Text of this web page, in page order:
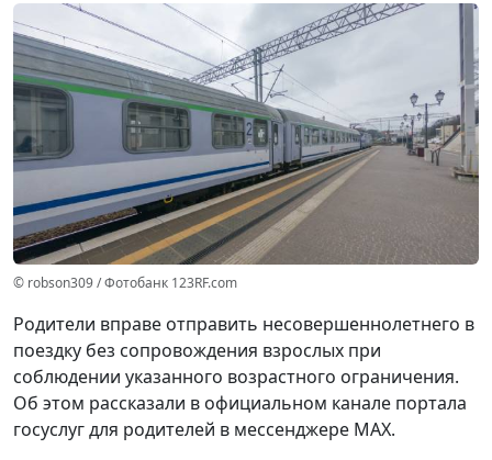
© robson309 / Фотобанк 123RF.com
Родители вправе отправить несовершеннолетнего в
поездку без сопровождения взрослых при
соблюдении указанного возрастного ограничения.
Об этом рассказали в официальном канале портала
госуслуг для родителей в мессенджере МАХ.